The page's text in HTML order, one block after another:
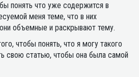
понять что уже содержится в
меня теме, что в них
объемные и раскрывают тему.
чтобы понять, что я могу такого
свою статью, чтобы она была самой